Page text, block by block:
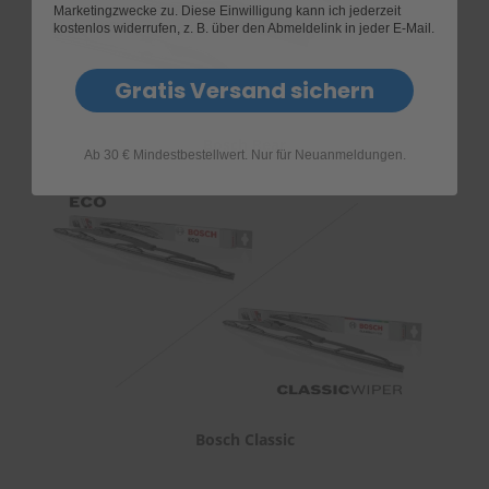
Bosch Rear
Bosch Classic
Marketingzwecke zu. Diese Einwilligung kann ich jederzeit
kostenlos widerrufen, z. B. über den Abmeldelink in jeder E-Mail.
Gratis Versand sichern
Ab 30 € Mindestbestellwert. Nur für Neuanmeldungen.